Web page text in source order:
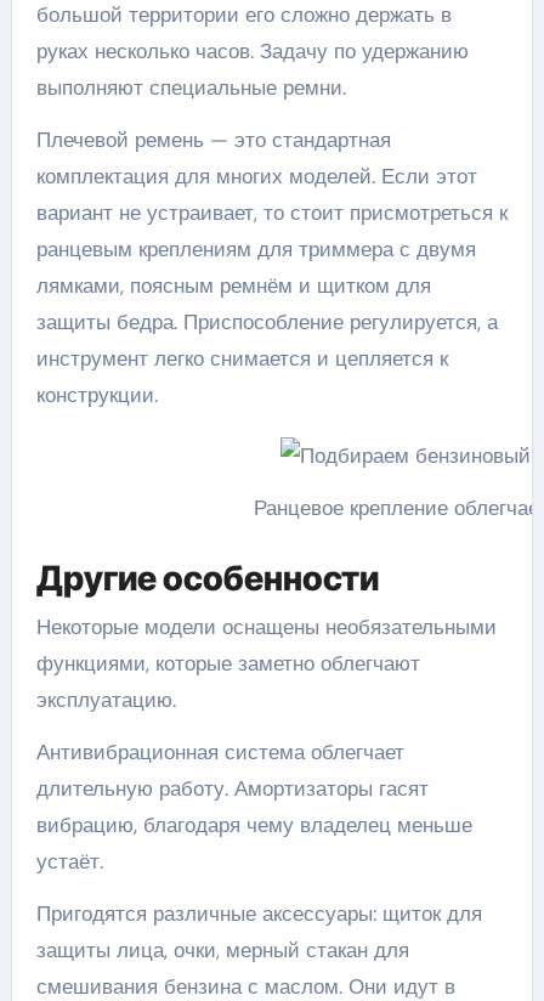
большой территории его сложно держать в
руках несколько часов. Задачу по удержанию
выполняют специальные ремни.
Плечевой ремень — это стандартная
комплектация для многих моделей. Если этот
вариант не устраивает, то стоит присмотреться к
ранцевым креплениям для триммера с двумя
лямками, поясным ремнём и щитком для
защиты бедра. Приспособление регулируется, а
инструмент легко снимается и цепляется к
конструкции.
Ранцевое крепление
Другие особенности
Некоторые модели оснащены необязательными
функциями, которые заметно облегчают
эксплуатацию.
Антивибрационная система облегчает
длительную работу. Амортизаторы гасят
вибрацию, благодаря чему владелец меньше
устаёт.
Пригодятся различные аксессуары: щиток для
защиты лица, очки, мерный стакан для
смешивания бензина с маслом. Они идут в